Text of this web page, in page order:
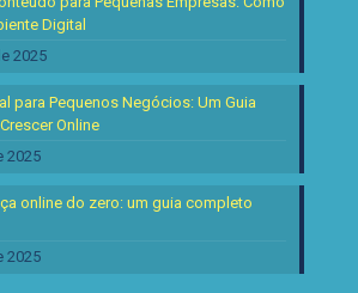
Digital
2025
para Pequenos Negócios: Um Guia
Online
2025
online do zero: um guia completo
2025